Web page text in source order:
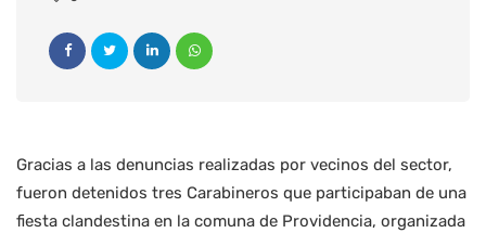
Gracias a las denuncias realizadas por vecinos del sector,
fueron detenidos tres Carabineros que participaban de una
fiesta clandestina en la comuna de Providencia, organizada